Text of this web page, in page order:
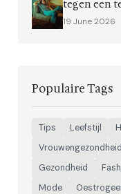
tegen een
19 June 2026
Populaire Tags
Tips Leefstijl
Vrouwengezondheid
Gezondheid
Mode